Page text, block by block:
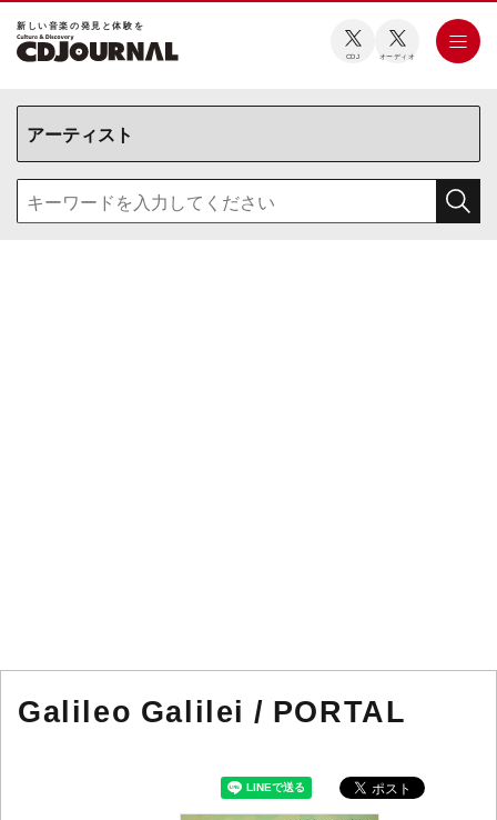
新しい⾳楽の発⾒と体験を
CDJ オーディオ
Galileo Galilei / PORTAL